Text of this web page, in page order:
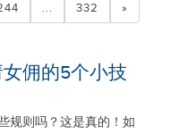
... 332 »
佣的5个小技
规则吗？这是真的！如